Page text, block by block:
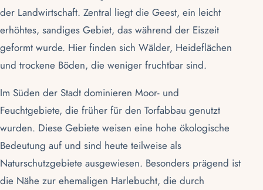
der Landwirtschaft. Zentral liegt die Geest, ein leicht
erhöhtes, sandiges Gebiet, das während der Eiszeit
geformt wurde. Hier finden sich Wälder, Heideflächen
und trockene Böden, die weniger fruchtbar sind.
Im Süden der Stadt dominieren Moor- und
Feuchtgebiete, die früher für den Torfabbau genutzt
wurden. Diese Gebiete weisen eine hohe ökologische
Bedeutung auf und sind heute teilweise als
Naturschutzgebiete ausgewiesen. Besonders prägend ist
die Nähe zur ehemaligen Harlebucht, die durch